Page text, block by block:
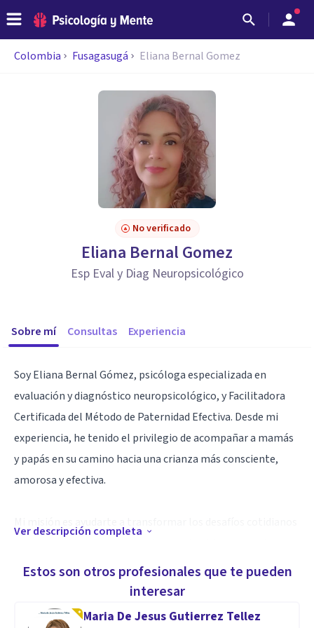
Colombia Fusagasugá Eliana Bernal Gomez
No verificado
Eliana Bernal Gomez
Esp Eval y Diag Neuropsicológico
Sobre mí Consultas Experiencia
Soy Eliana Bernal Gómez, psicóloga especializada en
evaluación y diagnóstico neuropsicológico, y Facilitadora
Certificada del Método de Paternidad Efectiva. Desde mi
experiencia, he tenido el privilegio de acompañar a mamás
y papás en su camino hacia una crianza más consciente,
amorosa y efectiva.
hogar lleno de armonía, límites claros y amor
incondicional. A través de herramientas prácticas y
estrategias probadas, te mostraré que es posible criar
Ver descripción completa
Estos son otros profesionales que te pueden
interesar
Maria De Jesus Gutierrez Tellez